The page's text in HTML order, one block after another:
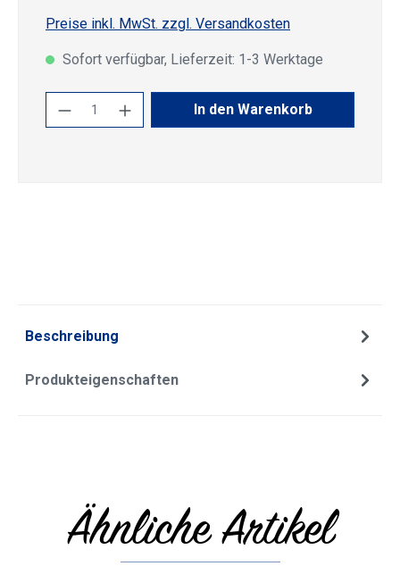
Preise inkl. MwSt. zzgl. Versandkosten
Sofort verfügbar, Lieferzeit: 1-3 Werktage
Produkt Anzahl: Gib den gewünschten
In den Warenkorb
Beschreibung
Produkteigenschaften
Produktgalerie überspringen
Ähnliche Artikel